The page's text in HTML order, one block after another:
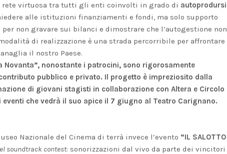
rete virtuosa tra tutti gli enti coinvolti in grado di autoprodursi
alle istituzioni finanziamenti e fondi, ma solo supporto
non gravare sui bilanci e dimostrare che l’autogestione non
di realizzazione è una strada percorribile per affrontare
il nostro Paese.
nonostante i patrocini, sono rigorosamente
pubblico e privato. Il progetto è impreziosito dalla
di giovani stagisti in collaborazione con Altera e Circolo
che vedrà il suo apice il 7 giugno al Teatro Carignano.
Nazionale del Cinema di terrà invece l’evento “IL SALOTTO
soundtrack contest: sonorizzazioni dal vivo da parte dei vincitori